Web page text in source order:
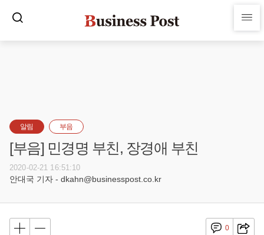
알림 부음
[부음] 민경명 부친, 장경애 부친
2020-02-21 16:51:10
안대국 기자 - dkahn@businesspost.co.kr
0